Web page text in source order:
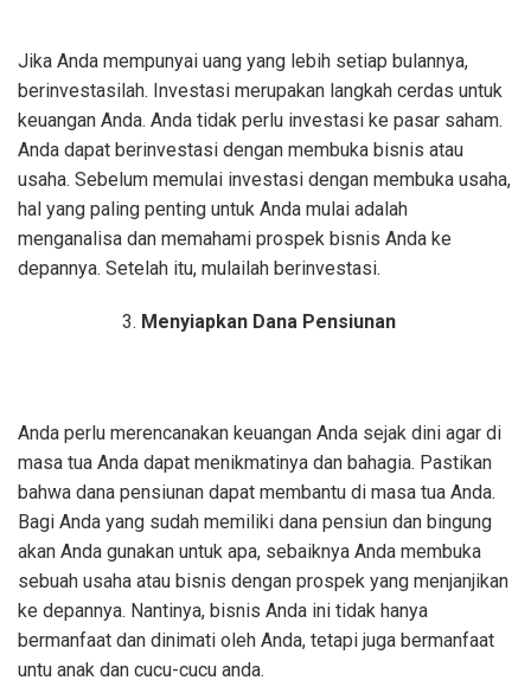
Jika Anda mempunyai uang yang lebih setiap bulannya,
berinvestasilah. Investasi merupakan langkah cerdas untuk
keuangan Anda. Anda tidak perlu investasi ke pasar saham.
Anda dapat berinvestasi dengan membuka bisnis atau
usaha. Sebelum memulai investasi dengan membuka usaha,
hal yang paling penting untuk Anda mulai adalah
menganalisa dan memahami prospek bisnis Anda ke
depannya. Setelah itu, mulailah berinvestasi.
Menyiapkan Dana Pensiunan
Anda perlu merencanakan keuangan Anda sejak dini agar di
masa tua Anda dapat menikmatinya dan bahagia. Pastikan
bahwa dana pensiunan dapat membantu di masa tua Anda.
Bagi Anda yang sudah memiliki dana pensiun dan bingung
akan Anda gunakan untuk apa, sebaiknya Anda membuka
sebuah usaha atau bisnis dengan prospek yang menjanjikan
ke depannya. Nantinya, bisnis Anda ini tidak hanya
bermanfaat dan dinimati oleh Anda, tetapi juga bermanfaat
untu anak dan cucu-cucu anda.